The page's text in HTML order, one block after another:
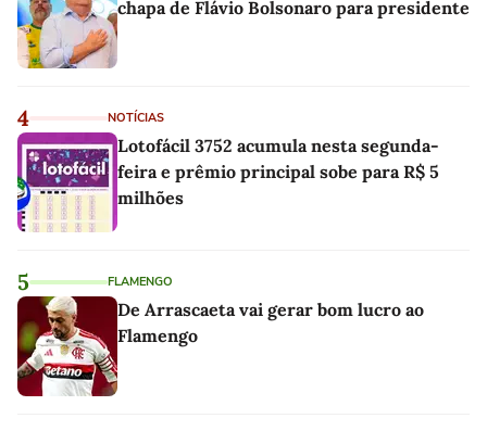
chapa de Flávio Bolsonaro para presidente
4 NOTÍCIAS
Lotofácil 3752 acumula nesta segunda-
feira e prêmio principal sobe para R$ 5
milhões
5 FLAMENGO
De Arrascaeta vai gerar bom lucro ao
Flamengo